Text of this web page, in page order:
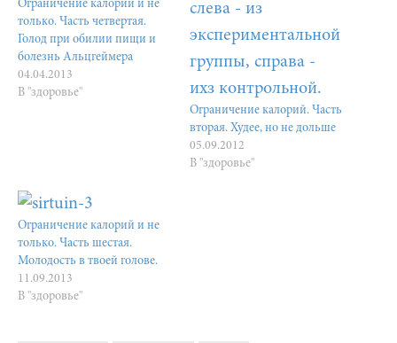
Ограничение калорий и не
только. Часть четвертая.
Голод при обилии пищи и
болезнь Альцгеймера
04.04.2013
В "здоровье"
Ограничение калорий. Часть
вторая. Худее, но не дольше
05.09.2012
В "здоровье"
Ограничение калорий и не
только. Часть шестая.
Молодость в твоей голове.
11.09.2013
В "здоровье"